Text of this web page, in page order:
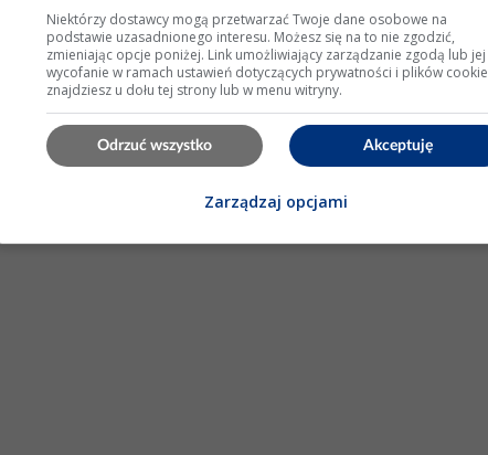
wszelką pomoc z góry dziękuje
4389
Niektórzy dostawcy mogą przetwarzać Twoje dane osobowe na
podstawie uzasadnionego interesu. Możesz się na to nie zgodzić,
zmieniając opcje poniżej. Link umożliwiający zarządzanie zgodą lub jej
wycofanie w ramach ustawień dotyczących prywatności i plików cookie
znajdziesz u dołu tej strony lub w menu witryny.
Akceptuję
Odrzuć wszystko
Zarządzaj opcjami